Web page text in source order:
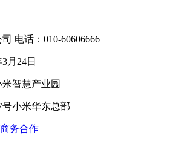
电话：010-60606666
月24日
智慧产业园
小米华东总部
商务合作